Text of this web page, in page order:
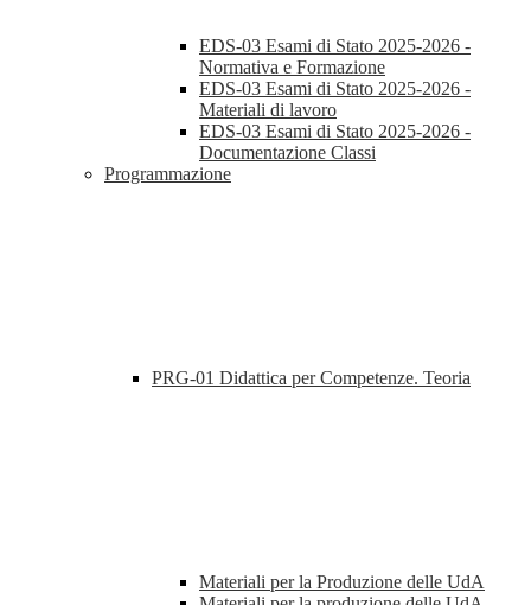
EDS-03 Esami di Stato 2025-2026 -
Normativa e Formazione
EDS-03 Esami di Stato 2025-2026 -
Materiali di lavoro
EDS-03 Esami di Stato 2025-2026 -
Documentazione Classi
Programmazione
PRG-01 Didattica per Competenze. Teoria
Materiali per la Produzione delle UdA